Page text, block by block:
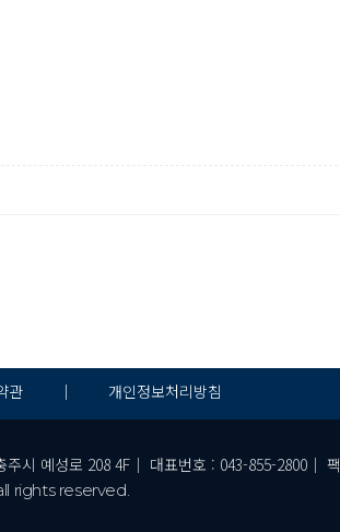
관 ｜ 개인정보처리방침
시 예성로 208 4F｜ 대표번호 : 043-855-2800
rights reserved.